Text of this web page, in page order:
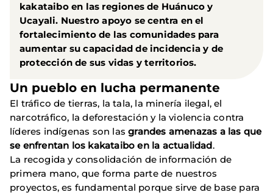
kakataibo en las regiones de Huánuco y
Ucayali. Nuestro apoyo se centra en el
fortalecimiento de las comunidades para
aumentar su capacidad de incidencia y de
protección de sus vidas y territorios.
Un pueblo en lucha permanente
El tráfico de tierras, la tala, la minería ilegal, el
narcotráfico, la deforestación y la violencia contra
líderes indígenas son lasgrandes amenazas a las que
se enfrentan los kakataibo en la actualidad.
La recogida y consolidación de información de
primera mano, que forma parte de nuestros
proyectos, es fundamental porque sirve de base para